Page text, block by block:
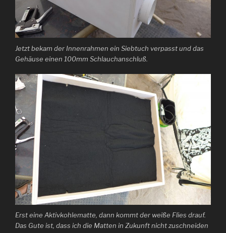
Jetzt bekam der Innenrahmen ein Siebtuch verpasst und das
Gehäuse einen 100mm Schlauchanschluß.
Erst eine Aktivkohlematte, dann kommt der weiße Flies drauf.
Das Gute ist, dass ich die Matten in Zukunft nicht zuschneiden